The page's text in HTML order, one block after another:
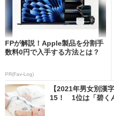
FPが解説！Apple製品を分割手
数料0円で入手する方法とは？
PR(Fav-Log)
【2021年男女別漢
15！ 1位は「碧く